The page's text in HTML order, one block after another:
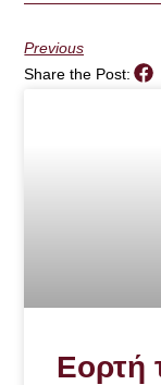
Previous
Share the Post:
Εορτή